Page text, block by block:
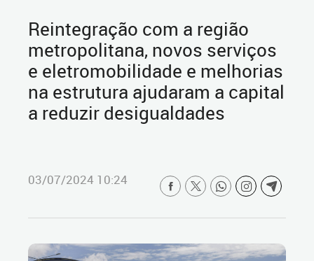
Reintegração com a região
metropolitana, novos serviços
e eletromobilidade e melhorias
na estrutura ajudaram a capital
a reduzir desigualdades
03/07/2024 10:24